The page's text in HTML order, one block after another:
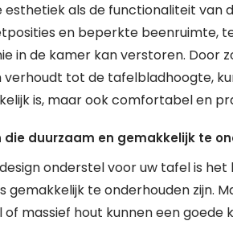
als de functionaliteit van
en beperkte beenruimte,
in de kamer kan verstoren. Door
tot de tafelbladhoogte,
is, maar ook comfortabel en
duurzaam en gemakkelijk te
onderstel voor uw tafel is
gemakkelijk te onderhouden zijn.
massief hout kunnen een goede